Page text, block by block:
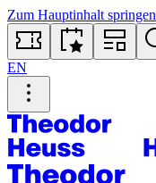
Zum Hauptinhalt springen
EN